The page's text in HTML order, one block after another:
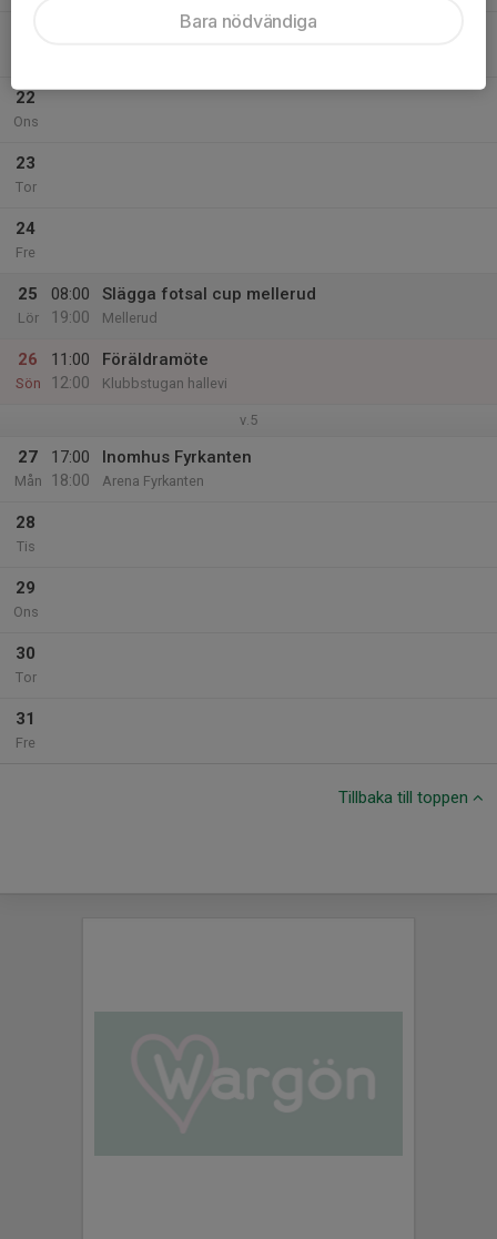
22
Ons
23
Tor
24
Fre
25
Lör
08:00
19:00
Slägga fotsal cup mellerud
Mellerud
26
Sön
11:00
12:00
Föräldramöte
Klubbstugan hallevi
v.5
27
Mån
17:00
18:00
Inomhus Fyrkanten
Arena Fyrkanten
28
Tis
29
Ons
30
Tor
31
Fre
Tillbaka till toppen
Bara nödvändiga